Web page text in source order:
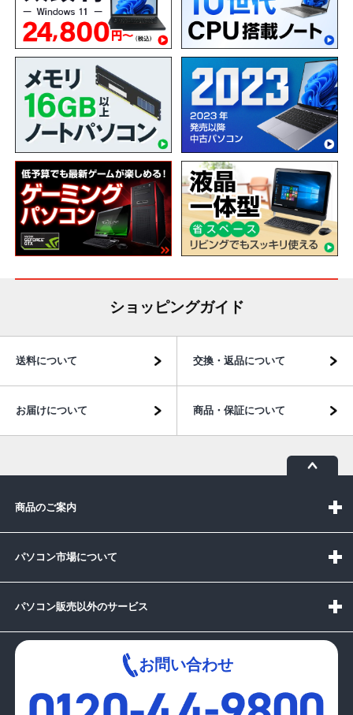
ショッピングガイド
送料について 交換・返品について
お届けについて 商品・保証について
商品のご案内
パソコン市場について
パソコン販売以外のサービス
お問い合わせ